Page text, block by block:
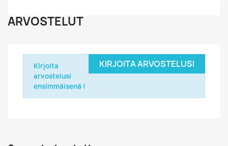
ARVOSTELUT
KIRJOITA ARVOSTELUSI
Kirjoita
arvostelusi
ensimmäisenä !